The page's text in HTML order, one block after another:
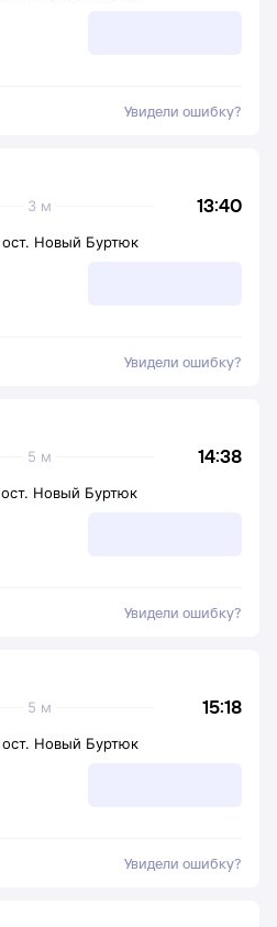
Увидели ошибку?
13:40
3 м
ост. Новый Буртюк
Увидели ошибку?
14:38
5 м
ост. Новый Буртюк
Увидели ошибку?
15:18
5 м
ост. Новый Буртюк
Увидели ошибку?